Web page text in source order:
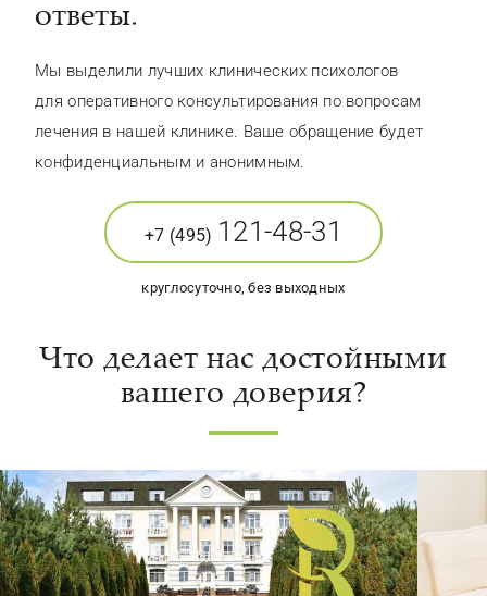
ответы.
Мы выделили лучших клинических психологов
для оперативного консультирования по вопросам
лечения в нашей клинике. Ваше обращение будет
конфиденциальным и анонимным.
+7 (495) 121-48-31
круглосуточно, без выходных
Что делает нас достойными
вашего доверия?